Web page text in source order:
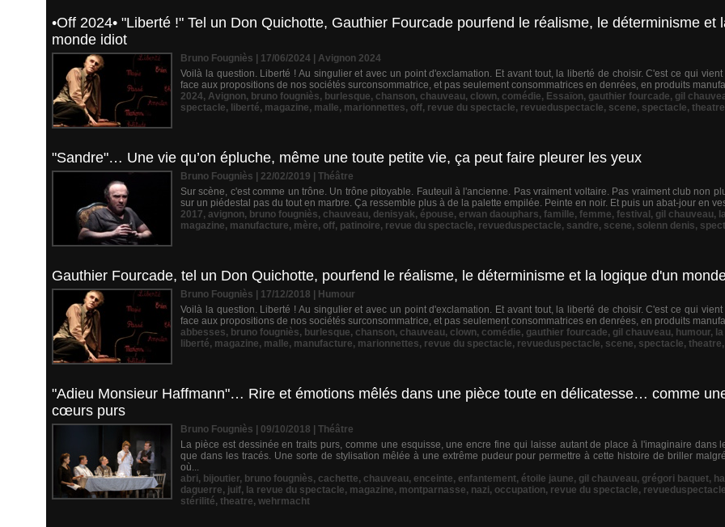
•Off 2024• "Liberté !" Tel un Don Quichotte, Gauthier Fourcade pourfend le réalisme, le déterminisme et
monde idiot
Bruno Fougniès | 17/06/2024
Avignon 2024
Voilà la question. Liberté ! Au singulier et avec un point d'exclamation. Et avant tout, la liberté de choisir. C'est ce qui
face aux propositions de nos sociétés surconsommatrice, et pas seulement consommatrices en denrées, en produits
2024, Avignon, bruno fougniès, burlesque, chanson, chauveau, clown, comédie, Essaïon, gauthier fourcade, gil
spectacle, liberté, magazine, malle, marionnettes, off, revue du spectacle, revueduspectacle, scene, spectacle, theatre
"Sandre"… Une vie qu’on épluche, même une toute petite vie, ça peut faire pleurer les yeux
Bruno Fougniès | 22/02/2019
Théâtre
Sur scène, c'est comme un trône. Un trône pitoyable. Fauteuil à l'ancienne. Pas vraiment voltaire. Pas vraiment club non
sur un piédestal pas du tout en marbre. Ça ressemble plus à de la palette empilée. Peinte en noir. Et puis un abat-jour en
2017, avignon, bruno fougniès, chauveau, denisyak, épouse, erwan daouphars, famille, femme, festival , gil chauveau,
magazine, manufacture, mère, off, patinoire, revue du spectacle, revueduspectacle, sandre, scene, solenn denis,
Gauthier Fourcade, tel un Don Quichotte, pourfend le réalisme, le déterminisme et la logique d'un
Bruno Fougniès | 17/12/2018
Humour
Voilà la question. Liberté ! Au singulier et avec un point d'exclamation. Et avant tout, la liberté de choisir. C'est ce qui
face aux propositions de nos sociétés surconsommatrice, et pas seulement consommatrices en denrées, en produits
abbesses, bruno fougniès, burlesque, chanson, chauveau, clown, comédie, gauthier fourcade, gil chauveau, humour,
liberté, magazine, malle, manufacture, marionnettes, revue du spectacle, revueduspectacle, scene, spectacle, theatre,
"Adieu Monsieur Haffmann"… Rire et émotions mêlés dans une pièce toute en délicatesse… comme
cœurs purs
Bruno Fougniès | 09/10/2018
Théâtre
La pièce est dessinée en traits purs, comme une esquisse, une encre fine qui laisse autant de place à l'imaginaire dans
que dans les tracés. Une sorte de stylisation mêlée à une extrême pudeur pour permettre à cette histoire de briller
où...
abri, bijoutier, bruno fougniès, cachette, chauveau, enceinte, enfantement, étoile jaune, gil chauveau, grégori baquet,
daguerre, juif, la revue du spectacle, magazine, montparnasse, nazi, occupation, revue du spectacle, revueduspectacle
stérilité, theatre, wehrmacht